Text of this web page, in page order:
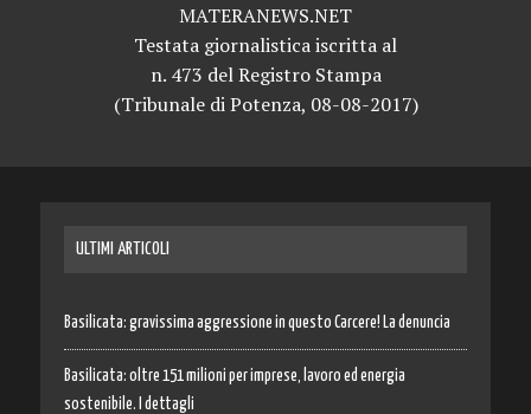
MATERANEWS.NET
Testata giornalistica iscritta al
n. 473 del Registro Stampa
(Tribunale di Potenza, 08-08-2017)
ULTIMI ARTICOLI
Basilicata: gravissima aggressione in questo Carcere! La denuncia
Basilicata: oltre 151 milioni per imprese, lavoro ed energia
sostenibile. I dettagli